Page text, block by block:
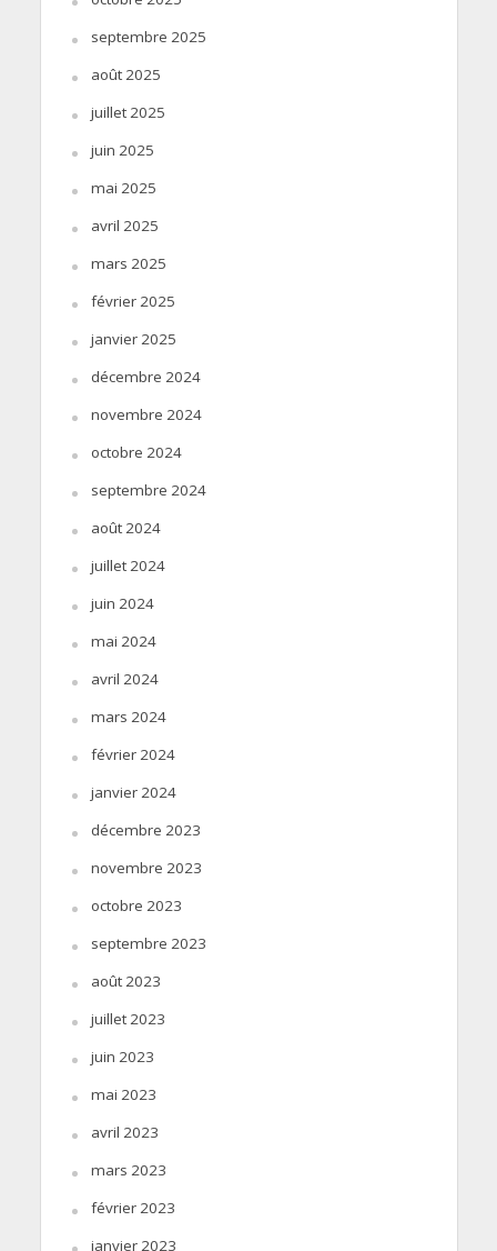
septembre 2025
août 2025
juillet 2025
juin 2025
mai 2025
avril 2025
mars 2025
février 2025
janvier 2025
décembre 2024
novembre 2024
octobre 2024
septembre 2024
août 2024
juillet 2024
juin 2024
mai 2024
avril 2024
mars 2024
février 2024
janvier 2024
décembre 2023
novembre 2023
octobre 2023
septembre 2023
août 2023
juillet 2023
juin 2023
mai 2023
avril 2023
mars 2023
février 2023
janvier 2023